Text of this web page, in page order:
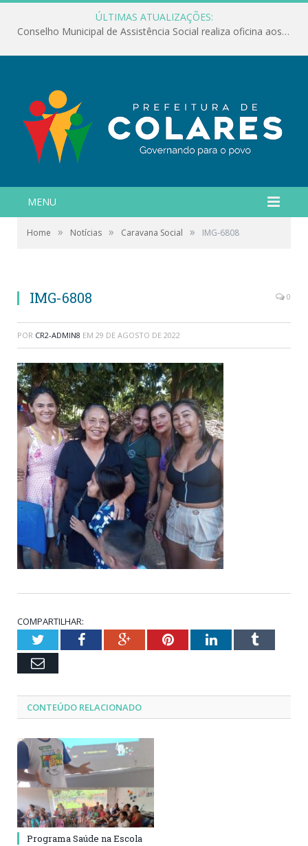
ÚLTIMAS ATUALIZAÇÕES:
Conselho Municipal de Assistência Social realiza oficina aos servidores
MENU
Home » Notícias » Caravana Social » IMG-6808
IMG-6808 0
POR CR2-ADMIN8 EM 29 DE AGOSTO DE 2022
COMPARTILHAR:
TwitterFacebookGoogle+PinterestLinkedInTumblr
Email
CONTEÚDO RELACIONADO
Programa Saúde na Escola